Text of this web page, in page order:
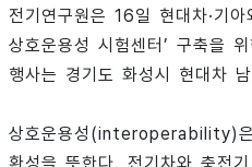
전기연구원은 16일 현대차·기
상호운용성 시험센터’ 구축을
행사는 경기도 화성시 현대차
상호운용성(interoperability)